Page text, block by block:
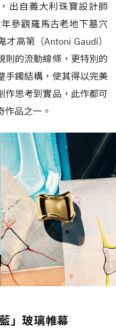
出自義大利珠寶設計師
參觀羅馬古老地下墓穴
才高第（Antoni Gaudí）
則的流動線條，更特別的
手鐲結構，使其得以完美
作思考到實品，此作都可
作品之一。
」玻璃帷幕